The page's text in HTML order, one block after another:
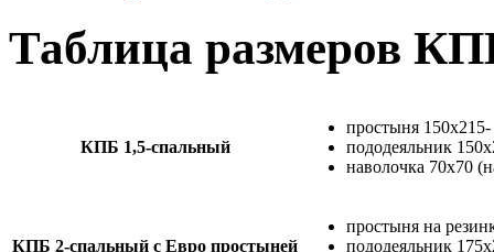
Таблица размеров
КПБ 1,5-спальный
простыня
пододеяльник
наволочка 70х70
КПБ 2-спальный с Евро простыней
простыня на
пододеяльник